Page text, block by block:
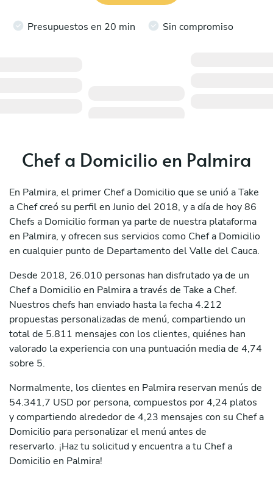
Presupuestos en 20 min Sin compromiso
Chef a Domicilio en Palmira
En Palmira, el primer Chef a Domicilio que se unió a Take
a Chef creó su perfil en Junio del 2018, y a día de hoy 86
Chefs a Domicilio forman ya parte de nuestra plataforma
en Palmira, y ofrecen sus servicios como Chef a Domicilio
en cualquier punto de Departamento del Valle del Cauca.
Desde 2018, 26.010 personas han disfrutado ya de un
Chef a Domicilio en Palmira a través de Take a Chef.
Nuestros chefs han enviado hasta la fecha 4.212
propuestas personalizadas de menú, compartiendo un
total de 5.811 mensajes con los clientes, quiénes han
valorado la experiencia con una puntuación media de 4,74
sobre 5.
Normalmente, los clientes en Palmira reservan menús de
54.341,7 USD por persona, compuestos por 4,24 platos
y compartiendo alrededor de 4,23 mensajes con su Chef a
Domicilio para personalizar el menú antes de
reservarlo. ¡Haz tu solicitud y encuentra a tu Chef a
Domicilio en Palmira!